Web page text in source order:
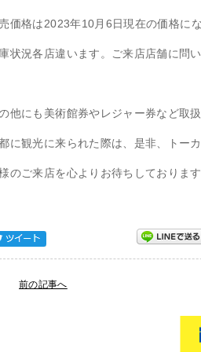
価格は2023年10月6日現在の価格にな
状況各店違います。ご来店店舗に問
他にも美術館券やレジャー券など取
に観光に来られた際は、是非、トー
のご来店を心よりお待ちしております
Tweet
前の記事へ